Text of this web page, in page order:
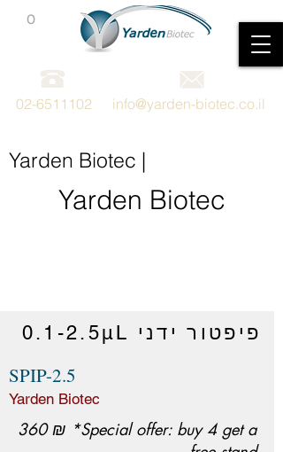
02-6511102 info@yarden-biotec.co.il
0
Yarden Biotec |
Yarden Biotec
פיפטור ידני 0.1-2.5μL
SPIP-2.5
Yarden Biotec
360 ₪ *Special offer: buy 4 get a